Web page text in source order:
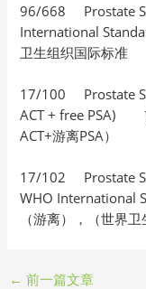
96/668 Prostate
International
卫生组织国际标准
17/100 Prostate
ACT + free PSA)
ACT+游离PSA）
17/102 Prostate
WHO International
（游离），（世界
← 前一篇文章